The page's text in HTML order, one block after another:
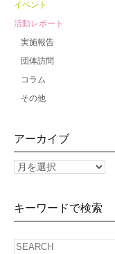
イベント
活動レポート
実施報告
団体訪問
コラム
その他
アーカイブ
キーワードで検索